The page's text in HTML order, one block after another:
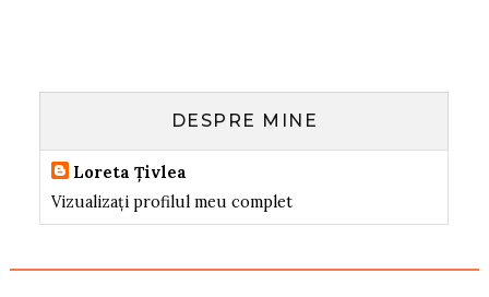
DESPRE MINE
Loreta Țivlea
Vizualizați profilul meu complet